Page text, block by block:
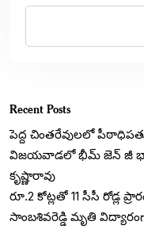
Recent Posts
పెద్ద చింతరేవులలో
విజయవాడలో భీమ్ జెన్ జీ భారీ
కృష్ణారావు
రూ.2 కోట్లతో 11 సీసీ రోడ్ల
సాంబశివరెడ్డి మృతి